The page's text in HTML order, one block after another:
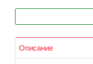
Описание